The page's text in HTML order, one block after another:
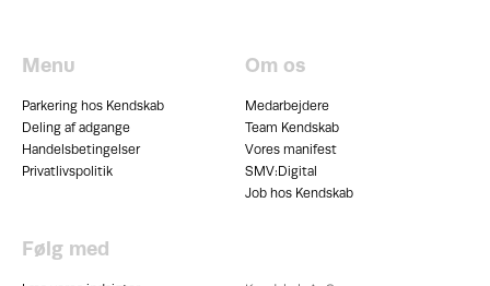
Menu
Parkering hos Kendskab
Deling af adgange
Handelsbetingelser
Privatlivspolitik
Om os
Medarbejdere
Team Kendskab
Vores manifest
SMV:Digital
Job hos Kendskab
Følg med